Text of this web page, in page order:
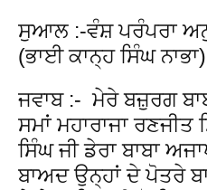
ਸੁਆਲ :-ਵੰਸ਼ ਪਰੰਪਰਾ
(ਭਾਈ ਕਾਨ੍ਹ ਸਿੰਘ
ਜਵਾਬ :- ਮੇਰੇ ਬਜ਼ੁਰਗ
ਸਮਾਂ ਮਹਾਰਾਜਾ
ਸਿੰਘ ਜੀ ਡੇਰਾ ਬਾਬਾ
ਬਾਅਦ ਉਨ੍ਹਾਂ ਦੇ ਪੋਤਰੇ